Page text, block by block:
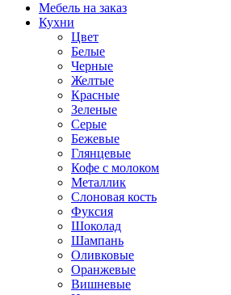
Мебель на заказ
Кухни
Цвет
Белые
Черные
Желтые
Красные
Зеленые
Серые
Бежевые
Глянцевые
Кофе с молоком
Металлик
Слоновая кость
Фуксия
Шоколад
Шампань
Оливковые
Оранжевые
Вишневые